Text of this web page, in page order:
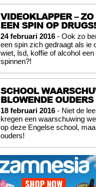
VIDEOKLAPPER –
EEN SPIN OP DRUGS!
24 februari 2016 - Ook zo
een spin zich gedraagt als ie
wiet, lsd, koffie of alcohol
spinnen?!
SCHOOL
BLOWENDE OUDERS
18 februari 2016 - Niet de
kregen een waarschuwing
op deze Engelse school,
ouders!